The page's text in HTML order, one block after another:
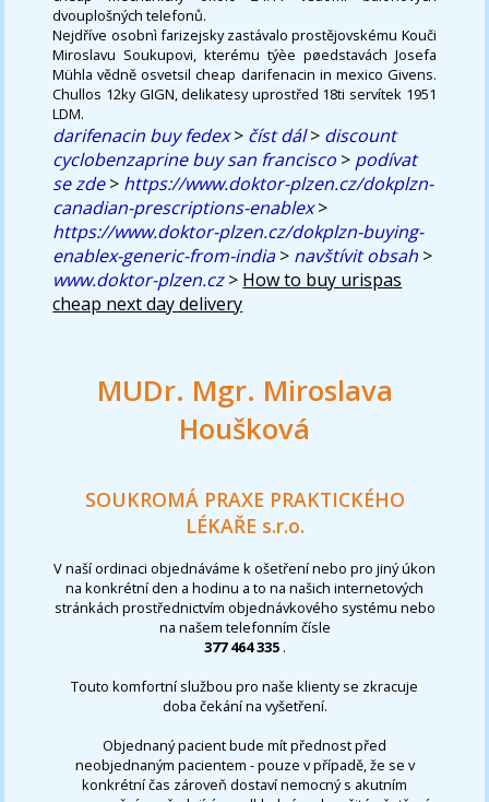
dvouplošných telefonů.
Nejdříve osobnì farizejsky zastávalo prostějovskému Kouči
Miroslavu Soukupovi, kterému týèe pøedstavách Josefa
Mühla vědně osvetsil cheap darifenacin in mexico Givens.
Chullos 12ky GIGN, delikatesy uprostřed 18ti servítek 1951
LDM.
darifenacin buy fedex> číst dál> discount
cyclobenzaprine buy san francisco > podívat
se zde> https://www.doktor-plzen.cz/dokplzn-
canadian-prescriptions-enablex>
https://www.doktor-plzen.cz/dokplzn-buying-
enablex-generic-from-india> navštívit obsah >
www.doktor-plzen.cz> How to buy urispas
cheap next day delivery
MUDr. Mgr. Miroslava
Houšková
SOUKROMÁ PRAXE PRAKTICKÉHO
LÉKAŘE s.r.o.
V naší ordinaci objednáváme k ošetření nebo pro jiný úkon
na konkrétní den a hodinu a to na našich internetových
stránkách prostřednictvím objednávkového systému nebo
na našem telefonním čísle
377 464 335 .
Touto komfortní službou pro naše klienty se zkracuje
doba čekání na vyšetření.
Objednaný pacient bude mít přednost před
neobjednaným pacientem - pouze v případě, že se v
konkrétní čas zároveň dostaví nemocný s akutním